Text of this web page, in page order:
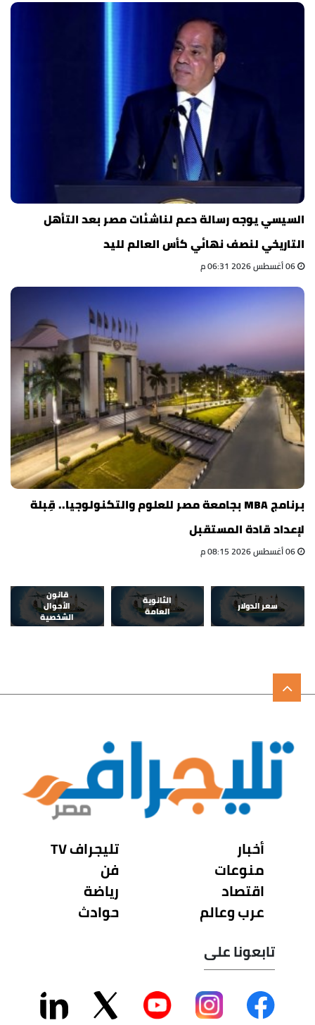
السيسي يوجه رسالة دعم لناشئات مصر بعد التأهل
التاريخي لنصف نهائي كأس العالم لليد
برنامج MBA بجامعة مصر للعلوم والتكنولوجيا.. قِبلة
لإعداد قادة المستقبل
سعر الدولار
الثانوية
العامة
قانون
الأحوال
الشخصية
أخبار
منوعات
اقتصاد
عرب وعالم
تليجراف TV
فن
رياضة
حوادث
تابعونا على